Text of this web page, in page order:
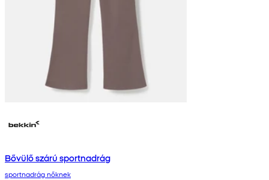
Bővülő szárú sportnadrág
sportnadrág nőknek